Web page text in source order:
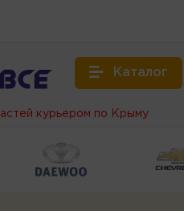
Каталог
курьером по Крыму